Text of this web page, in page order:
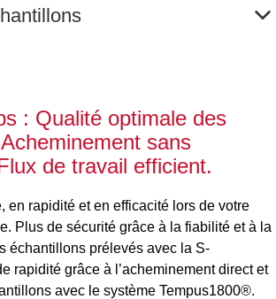
: Qualité optimale des
sans
de travail efficient.
en rapidité et en efficacité lors de votre
Plus de sécurité grâce à la fiabilité et à la
échantillons prélevés avec la S-
rapidité grâce à l’acheminement direct et
avec le système Tempus1800®.